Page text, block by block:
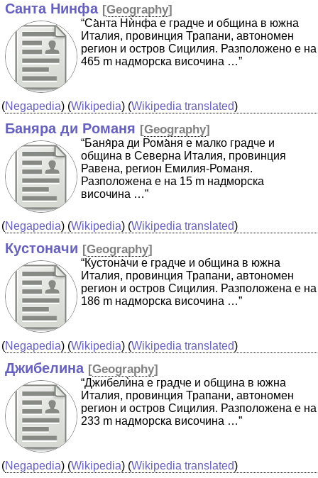
Санта Нинфа [Geography]
“Са̀нта Нѝнфа е градче и община в южна
Италия, провинция Трапани, автономен
регион и остров Сицилия. Разположено е на
465 m надморска височина …”
(Negapedia) (Wikipedia) (Wikipedia translated)
Баняра ди Романя [Geography]
“Баня̀ра ди Рома̀ня е малко градче и
община в Северна Италия, провинция
Равена, регион Емилия-Романя.
Разположена е на 15 m надморска
височина …”
(Negapedia) (Wikipedia) (Wikipedia translated)
Кустоначи [Geography]
“Кустона̀чи е градче и община в южна
Италия, провинция Трапани, автономен
регион и остров Сицилия. Разположена е на
186 m надморска височина …”
(Negapedia) (Wikipedia) (Wikipedia translated)
Джибелина [Geography]
“Джибелѝна е градче и община в южна
Италия, провинция Трапани, автономен
регион и остров Сицилия. Разположена е на
233 m надморска височина …”
(Negapedia) (Wikipedia) (Wikipedia translated)